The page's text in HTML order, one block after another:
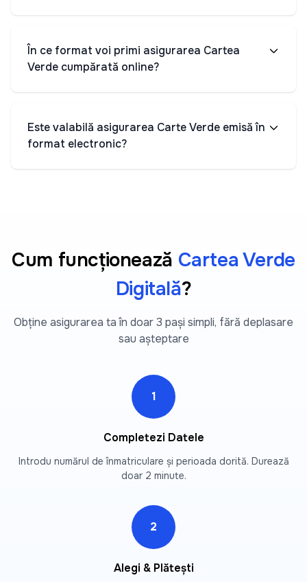
În ce format voi primi asigurarea Cartea
Verde cumpărată online?
Este valabilă asigurarea Carte Verde emisă în
format electronic?
Cum funcționează Cartea Verde
Digitală?
Obține asigurarea ta în doar 3 pași simpli, fără deplasare
sau așteptare
1
Completezi Datele
Introdu numărul de înmatriculare și perioada dorită. Durează
doar 2 minute.
2
Alegi & Plătești